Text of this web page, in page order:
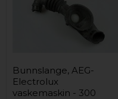
Bunnslange, AEG-
Electrolux
vaskemaskin - 300